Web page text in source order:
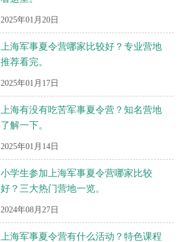
2025年01月20日
上海军事夏令营哪家比较好？专业营地
推荐看完。
2025年01月17日
上海有没有吃苦军事夏令营？知名营地
了解一下。
2025年01月14日
小学生参加上海军事夏令营哪家比较
好？三大热门营地一览。
2024年08月27日
上海军事夏令营有什么活动？特色课程